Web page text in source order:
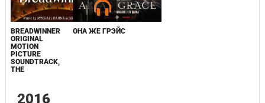
BREADWINNER
ORIGINAL
MOTION
PICTURE
SOUNDTRACK,
THE
ОНА ЖЕ ГРЭЙС
2016